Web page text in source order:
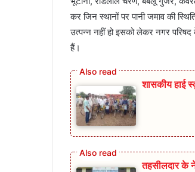
कर जिन स्थानों पर पानी जमाव की
उत्पन्न नहीं हो इसको लेकर नगर
हैं।
शासकीय हाई
तहसीलदार के